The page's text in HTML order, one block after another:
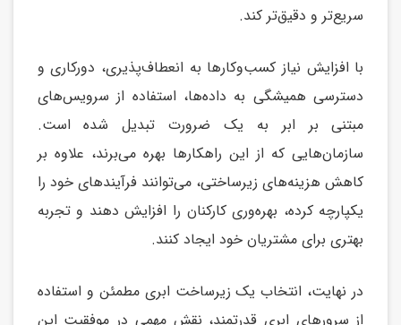
سریع‌تر و دقیق‌تر کند.
با افزایش نیاز کسب‌وکارها به انعطاف‌پذیری، دورکاری و
دسترسی همیشگی به داده‌ها، استفاده از سرویس‌های
مبتنی بر ابر به یک ضرورت تبدیل شده است.
سازمان‌هایی که از این راهکارها بهره می‌برند، علاوه بر
کاهش هزینه‌های زیرساختی، می‌توانند فرآیندهای خود را
یکپارچه کرده، بهره‌وری کارکنان را افزایش دهند و تجربه
بهتری برای مشتریان خود ایجاد کنند.
در نهایت، انتخاب یک زیرساخت ابری مطمئن و استفاده
از سرورهای ابری قدرتمند، نقش مهمی در موفقیت این